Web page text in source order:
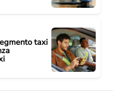
taxi